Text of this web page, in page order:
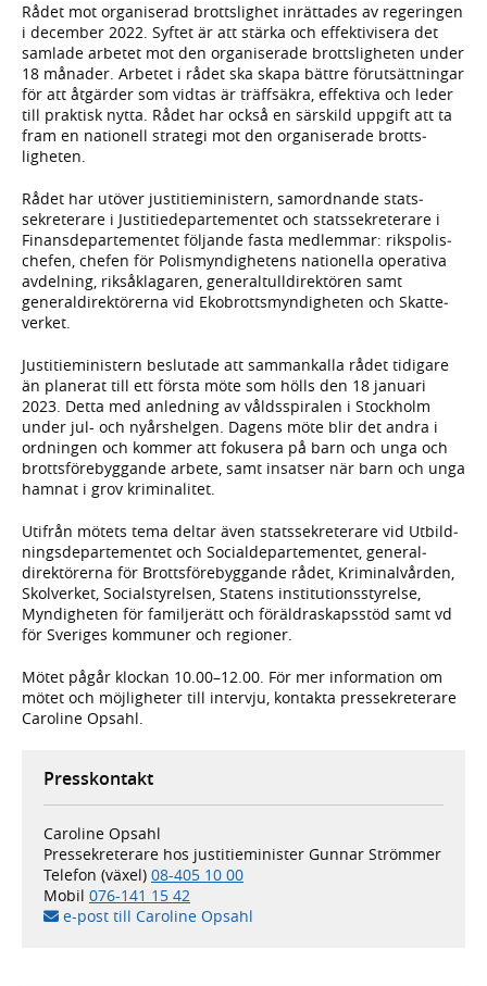
Rådet mot organiserad brotts­lighet inrättades av regeringen
i december 2022. Syftet är att stärka och effektivisera det
samlade arbetet mot den organi­serade brotts­ligheten under
18 månader. Arbetet i rådet ska skapa bättre förut­sätt­ningar
för att åtgärder som vidtas är träffsäkra, effektiva och leder
till praktisk nytta. Rådet har också en särskild uppgift att ta
fram en nationell strategi mot den organi­serade brotts­
ligheten.
Rådet har utöver justitie­ministern, sam­ordnande stats­
sekreterare i Justitie­departe­mentet och stats­sekreterare i
Finans­departe­mentet följande fasta medlemmar: rikspolis­
chefen, chefen för Polis­myndig­hetens nationella operativa
avdelning, riks­åklagaren, general­tull­direktören samt
general­direktörerna vid Ekobrotts­myndig­heten och Skatte­
verket.
Justitie­ministern beslutade att samman­kalla rådet tidigare
än planerat till ett första möte som hölls den 18 januari
2023. Detta med anledning av vålds­spiralen i Stockholm
under jul- och nyårshelgen. Dagens möte blir det andra i
ordningen och kommer att fokusera på barn och unga och
brotts­före­byggande arbete, samt insatser när barn och unga
hamnat i grov kriminalitet.
Utifrån mötets tema deltar även stats­sekreterare vid Utbild­
nings­departe­mentet och Social­departe­mentet, general­
direktörerna för Brotts­före­byggande rådet, Kriminal­vården,
Skol­verket, Social­styrelsen, Statens institutions­styrelse,
Myndig­heten för familjerätt och föräldra­skaps­stöd samt vd
för Sveriges kommuner och regioner.
Mötet pågår klockan 10.00–12.00. För mer information om
mötet och möjligheter till intervju, kontakta pressekre­terare
Caroline Opsahl.
Presskontakt
Caroline Opsahl
Pressekreterare hos justitieminister Gunnar Strömmer
Telefon (växel) 08-405 10 00
Mobil 076-141 15 42
e-post till Caroline Opsahl